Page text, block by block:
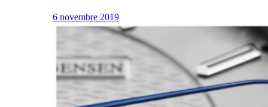
6 novembre 2019